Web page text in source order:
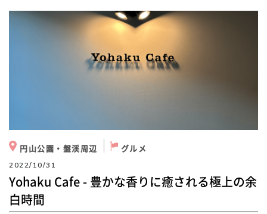
円山公園・盤渓周辺 グルメ
2022/10/31
Yohaku Cafe - 豊かな香りに癒される極上の余
白時間